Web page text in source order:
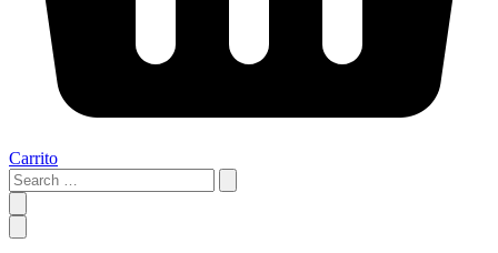
Carrito
Search
…